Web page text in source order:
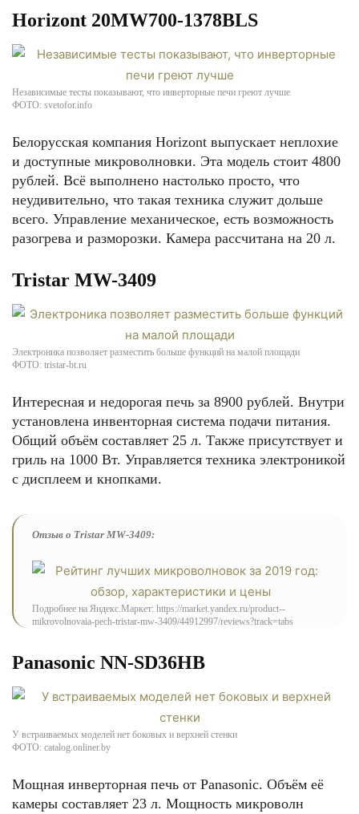
Horizont 20MW700-1378BLS
Независимые тесты показывают, что инверторные печи греют лучше
ФОТО: svetofor.info
Белорусская компания Horizont выпускает неплохие
и доступные микроволновки. Эта модель стоит 4800
рублей. Всё выполнено настолько просто, что
неудивительно, что такая техника служит дольше
всего. Управление механическое, есть возможность
разогрева и разморозки. Камера рассчитана на 20 л.
Tristar MW-3409
Электроника позволяет разместить больше функций на малой площади
ФОТО: tristar-bt.ru
Интересная и недорогая печь за 8900 рублей. Внутри
установлена инвенторная система подачи питания.
Общий объём составляет 25 л. Также присутствует и
гриль на 1000 Вт. Управляется техника электроникой
с дисплеем и кнопками.
Отзыв о Tristar MW-3409:
Подробнее на Яндекс.Маркет: https://market.yandex.ru/product--
mikrovolnovaia-pech-tristar-mw-3409/44912997/reviews?track=tabs
Panasonic NN-SD36HB
У встраиваемых моделей нет боковых и верхней стенки
ФОТО: catalog.onliner.by
Мощная инверторная печь от Panasonic. Объём её
камеры составляет 23 л. Мощность микроволн